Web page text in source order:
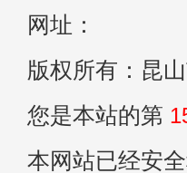
网址：
版权所有：昆
您是本站的第
本网站已经安